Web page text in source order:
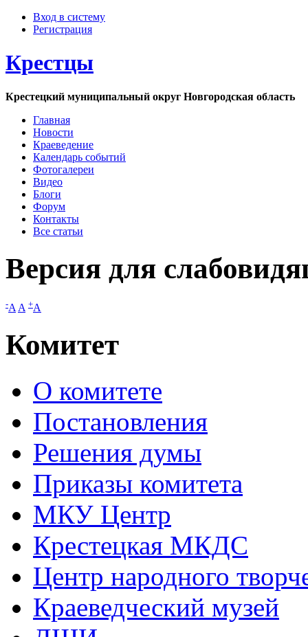
Вход в систему
Регистрация
Крестцы
Крестецкий муниципальный округ Новгородская область
Главная
Новости
Краеведение
Календарь событий
Фотогалереи
Видео
Блоги
Форум
Контакты
Все статьи
Версия для
-A A +A
Комитет
О комитете
Постановления
Решения думы
Приказы комитета
МКУ Центр
Крестецкая МКДС
Центр народного
Краеведческий музей